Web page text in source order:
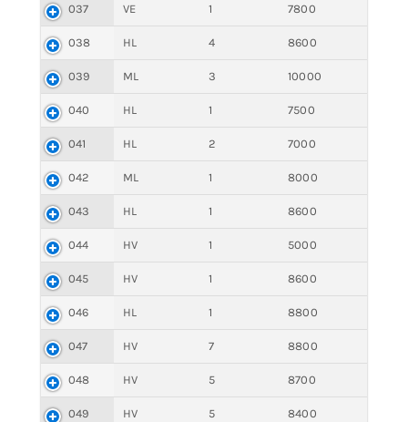
037 VE 1 7800
038 HL 4 8600
039 ML 3 10000
040 HL 1 7500
041 HL 2 7000
042 ML 1 8000
043 HL 1 8600
044 HV 1 5000
045 HV 1 8600
046 HL 1 8800
047 HV 7 8800
048 HV 5 8700
049 HV 5 8400